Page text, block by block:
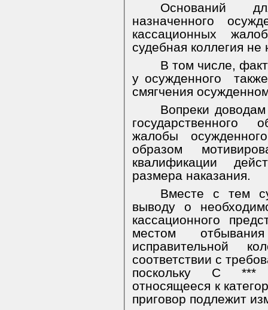
Оснований
назначенного
кассационных
судебная коллегия не
В том числе,
у осужденного
смягчения
Вопреки
государственного
жалобы
образом
квалификации
размера наказания.
Вместе с тем
выводу о
кассационного
местом
исправительной
соответствии с
поскольку С ***
относящееся к
приговор подлежит